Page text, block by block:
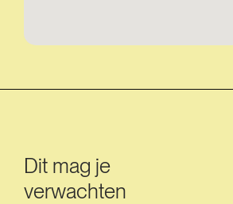
Dit mag je
verwachten